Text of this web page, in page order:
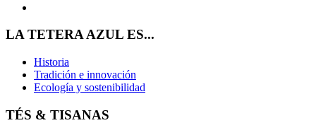
LA TETERA AZUL ES...
Historia
Tradición e innovación
Ecología y sostenibilidad
TÉS & TISANAS